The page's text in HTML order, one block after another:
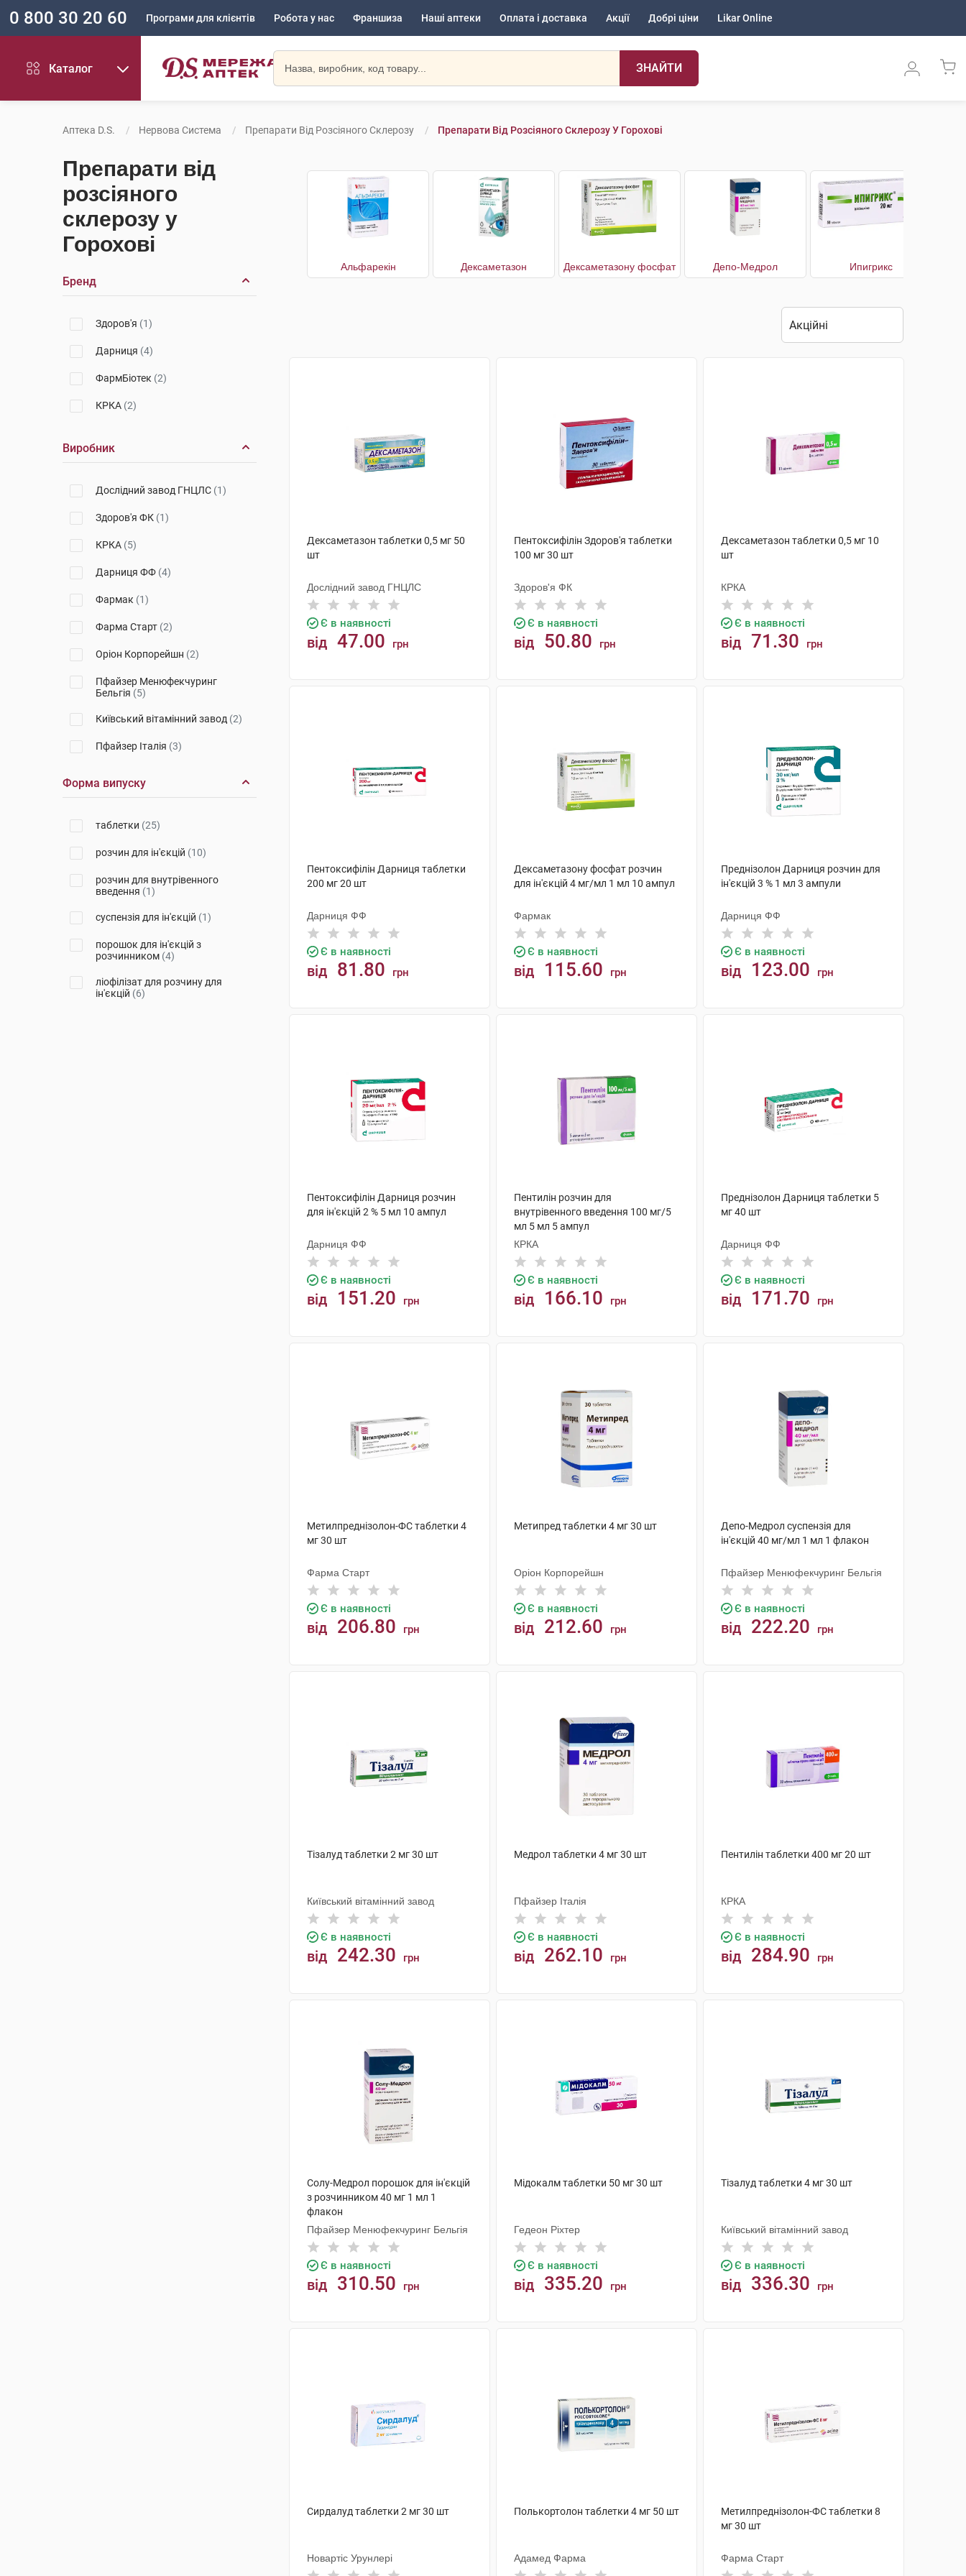
0 800 30 20 60 Програми для клієнтів Робота у нас Франшиза Наші аптеки Оплата і доставка Акції Добрі ціни Likar Online
Каталог ЗНАЙТИ
Аптека D.S. Нервова Система Препарати Від Розсіяного Склерозу Препарати Від Розсіяного Склерозу У Горохові
Препарати від
розсіяного
склерозу у
Горохові
Бренд
Здоров'я (1)
Дарниця (4)
ФармБіотек (2)
КРКА (2)
Виробник
Дослідний завод ГНЦЛС (1)
Здоров'я ФК (1)
КРКА (5)
Дарниця ФФ (4)
Фармак (1)
Фарма Старт (2)
Оріон Корпорейшн (2)
Пфайзер Менюфекчуринг
Бельгія (5)
Київський вітамінний завод (2)
Пфайзер Італія (3)
Новартіс Урунлері(2)
Адамед Фарма
Інтерфармбіотек(3)
Київмедпрепарат(1)
Гріндекс
Галичфарм
Форма випуску
таблетки (25)
розчин для ін'єкцій (10)
розчин для внутрівенного
введення (1)
суспензія для ін'єкцій (1)
порошок для ін'єкцій з
розчинником (4)
ліофілізат для розчину для
ін'єкцій (6)
Альфарекін Дексаметазон Дексаметазону фосфат Депо-Медрол Ипигрикс
Дексаметазон таблетки 0,5 мг 50
шт
Дослідний завод ГНЦЛС
Є в наявності
від 47.00 грн
Пентоксифілін Здоров'я таблетки
100 мг 30 шт
Здоров'я ФК
Є в наявності
від 50.80 грн
Дексаметазон таблетки 0,5 мг 10
шт
КРКА
Є в наявності
від 71.30 грн
Пентоксифілін Дарниця таблетки
200 мг 20 шт
Дарниця ФФ
Є в наявності
від 81.80 грн
Дексаметазону фосфат розчин
для ін'єкцій 4 мг/мл 1 мл 10 ампул
Фармак
Є в наявності
від 115.60 грн
Преднізолон Дарниця розчин для
ін'єкцій 3 % 1 мл 3 ампули
Дарниця ФФ
Є в наявності
від 123.00 грн
Пентоксифілін Дарниця розчин
для ін'єкцій 2 % 5 мл 10 ампул
Дарниця ФФ
Є в наявності
від 151.20 грн
Пентилін розчин для
внутрівенного введення 100 мг/5
мл 5 мл 5 ампул
КРКА
Є в наявності
від 166.10 грн
Преднізолон Дарниця таблетки 5
мг 40 шт
Дарниця ФФ
Є в наявності
від 171.70 грн
Метилпреднізолон-ФС таблетки 4
мг 30 шт
Фарма Старт
Є в наявності
від 206.80 грн
Метипред таблетки 4 мг 30 шт
Оріон Корпорейшн
Є в наявності
від 212.60 грн
Депо-Медрол суспензія для
ін'єкцій 40 мг/мл 1 мл 1 флакон
Пфайзер Менюфекчуринг Бельгія
Є в наявності
від 222.20 грн
Тізалуд таблетки 2 мг 30 шт
Київський вітамінний завод
Є в наявності
від 242.30 грн
Медрол таблетки 4 мг 30 шт
Пфайзер Італія
Є в наявності
від 262.10 грн
Пентилін таблетки 400 мг 20 шт
КРКА
Є в наявності
від 284.90 грн
Солу-Медрол порошок для ін'єкцій
з розчинником 40 мг 1 мл 1
флакон
Пфайзер Менюфекчуринг Бельгія
Є в наявності
від 310.50 грн
Мідокалм таблетки 50 мг 30 шт
Гедеон Ріхтер
Є в наявності
від 335.20 грн
Тізалуд таблетки 4 мг 30 шт
Київський вітамінний завод
Є в наявності
від 336.30 грн
Сирдалуд таблетки 2 мг 30 шт
Новартіс Урунлері
Полькортолон таблетки 4 мг 50 шт
Адамед Фарма
Метилпреднізолон-ФС таблетки 8
мг 30 шт
Фарма Старт